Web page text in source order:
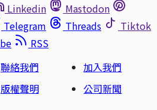
Linkedin
Mastodon
Telegram Threads
Tiktok
RSS
聯絡我們
加入我們
版權聲明
公司新聞